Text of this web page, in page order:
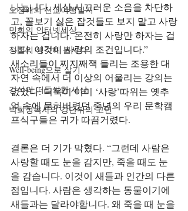
오정애의 선교여행일지
민희의 인터넷세상
정철의 생각해 봅시다
Well-being으로 살기
강석의 떠들썩한 세상
박희성목사의 강단뒤의 고민
나눕니다. 세상 시끄러운 소음을 차단하
고, 꼴보기 싫은 잡것들도 보지 말고 사랑
하자는 겁니다. 온전히 사랑만 하자는 겁
니다. 이것이 사랑의 조건입니다.”
새소리들이 찌지째잭 들리는 조용한 대
자연 속에서 더 이상의 어울리는 강의는
없었다. 더욱이 이미 ‘사랑’따위는 옛추
억 속에 묻혀버렸던 중년의 우리 문학캠
프식구들은 귀가 따끔거렸다.
결론은 더 기가 막혔다. “그런데 사람은
사랑할 때도 눈을 감지만, 죽을 때도 눈
을 감습니다. 이것이 새들과 인간의 다른
점입니다. 사람은 생각하는 동물이기에
새들과는 달라야합니다. 왜 죽을 때 눈을